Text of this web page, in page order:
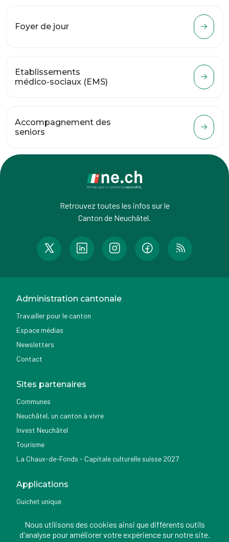
Foyer de jour
Etablissements
médico-sociaux (EMS)
Accompagnement des
seniors
Retrouvez toutes les infos sur le
Canton de Neuchâtel.
Administration cantonale
Travailler pour le canton
Espace médias
Newsletters
Contact
Sites partenaires
Communes
Neuchâtel, un canton à vivre
Invest Neuchâtel
Tourisme
La Chaux-de-Fonds - Capitale culturelle suisse 2027
Applications
Guichet unique
Nemo news
Nous utilisons des cookies ainsi que différents outils
d'analyse pour améliorer votre expérience sur notre site.